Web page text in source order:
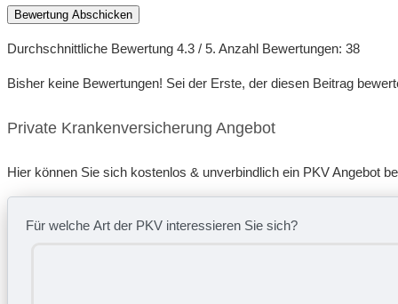
Bewertung Abschicken
Durchschnittliche Bewertung 4.3 / 5. Anzahl Bewertungen: 38
Bisher keine Bewertungen! Sei der Erste, der diesen Beitrag
Private Krankenversicherung Angebot
Hier können Sie sich kostenlos & unverbindlich ein PKV Angebot
Für welche Art der PKV interessieren Sie sich?